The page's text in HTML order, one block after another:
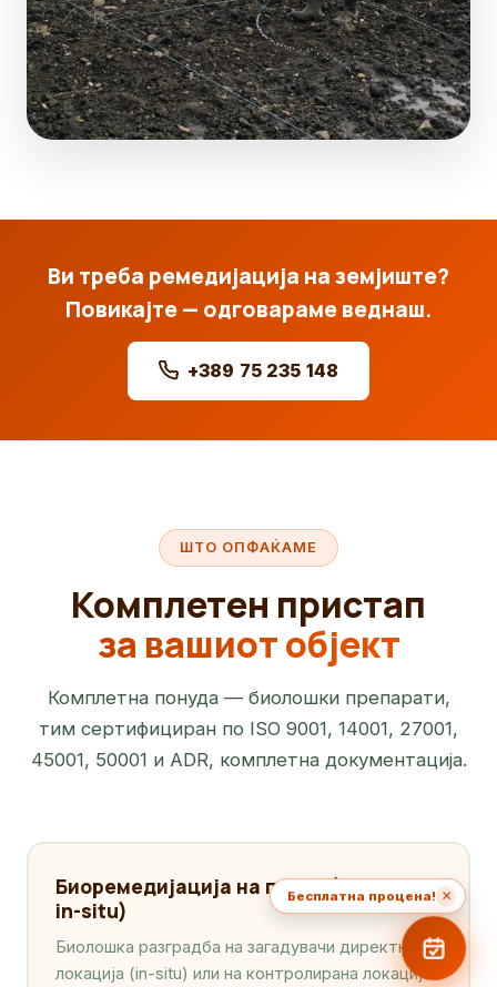
Ви треба ремедијација на земјиште?
Повикајте — одговараме веднаш.
+389 75 235 148
ШТО ОПФАЌАМЕ
Комплетен пристап
за вашиот објект
Комплетна понуда — биолошки препарати,
тим сертифициран по ISO 9001, 14001, 27001,
45001, 50001 и ADR, комплетна документација.
Биоремедијација на почва (ex-situ и
in-situ)
Биолошка разградба на загадувачи директно на
локација (in-situ) или на контролирана локација
Бесплатна процена! ×